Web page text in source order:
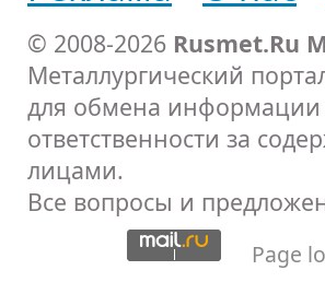
© 2008-2026 Rusmet.Ru
Металлургический
для обмена информации
ответственности за
лицами.
Все вопросы и
Page